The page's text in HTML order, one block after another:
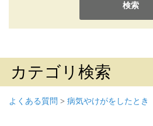
検索
カテゴリ検索
よくある質問 > 病気やけがをしたとき